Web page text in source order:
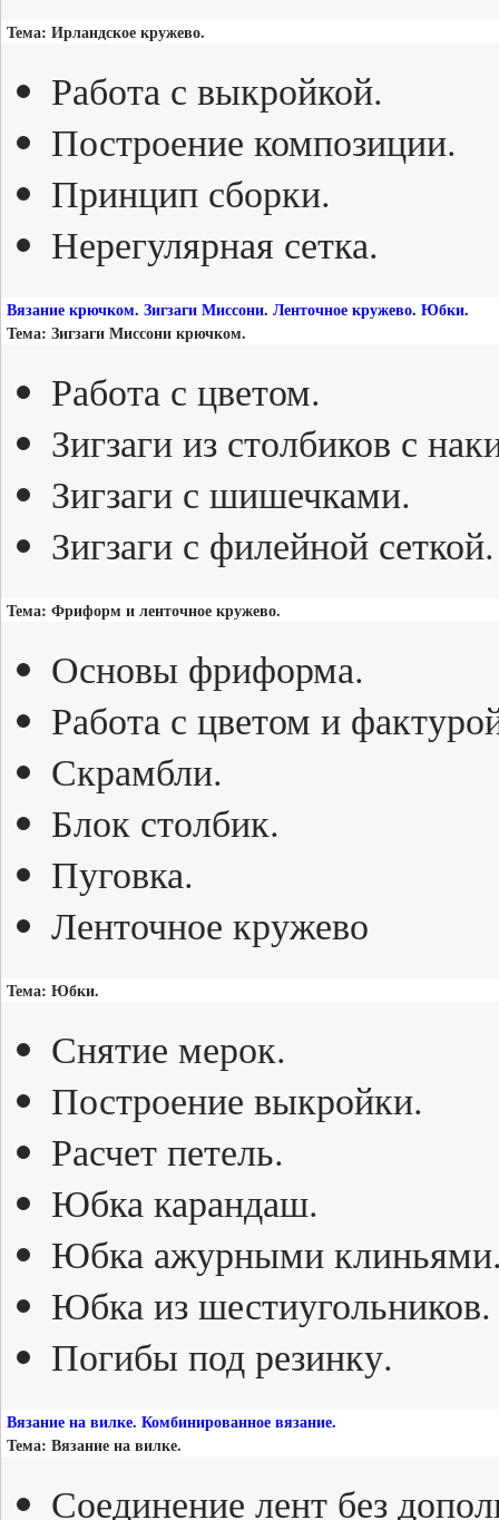
Тема: Ирландское кружево.
Работа с выкройкой.
Построение композиции.
Принцип сборки.
Нерегулярная сетка.
Вязание крючком. Зигзаги Миссони. Ленточное кружево. Юбки.
Тема: Зигзаги Миссони крючком.
Работа с цветом.
Зигзаги из столбиков с
Зигзаги с шишечками.
Зигзаги с филейной сеткой.
Тема: Фриформ и ленточное кружево.
Основы фриформа.
Работа с цветом и
Скрамбли.
Блок столбик.
Пуговка.
Ленточное кружево
Тема: Юбки.
Снятие мерок.
Построение выкройки.
Расчет петель.
Юбка карандаш.
Юбка ажурными
Юбка из шестиугольников.
Погибы под резинку.
Вязание на вилке. Комбинированное вязание.
Тема: Вязание на вилке.
Соединение лент без